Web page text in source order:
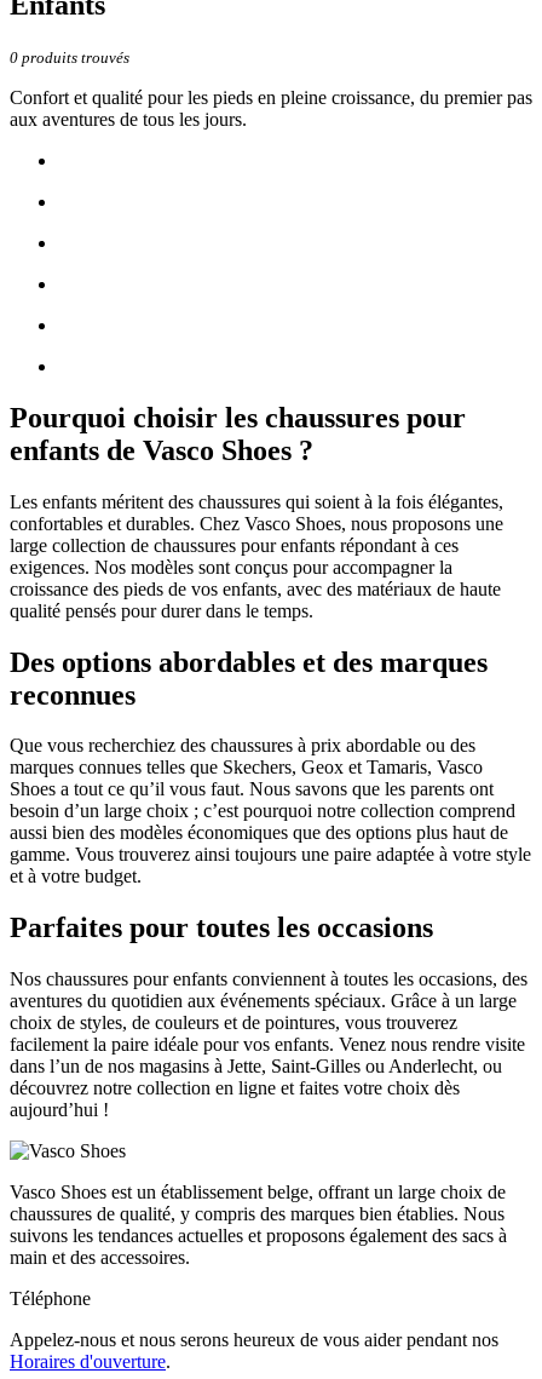
0 produits trouvés
Confort et qualité pour les pieds en pleine croissance, du premier pas
aux aventures de tous les jours.
Pourquoi choisir les chaussures pour
enfants de Vasco Shoes ?
Les enfants méritent des chaussures qui soient à la fois élégantes,
confortables et durables. Chez Vasco Shoes, nous proposons une
large collection de chaussures pour enfants répondant à ces
exigences. Nos modèles sont conçus pour accompagner la
croissance des pieds de vos enfants, avec des matériaux de haute
qualité pensés pour durer dans le temps.
Des options abordables et des marques
reconnues
Que vous recherchiez des chaussures à prix abordable ou des
marques connues telles que Skechers, Geox et Tamaris, Vasco
Shoes a tout ce qu’il vous faut. Nous savons que les parents ont
besoin d’un large choix ; c’est pourquoi notre collection comprend
aussi bien des modèles économiques que des options plus haut de
gamme. Vous trouverez ainsi toujours une paire adaptée à votre style
et à votre budget.
Parfaites pour toutes les occasions
Nos chaussures pour enfants conviennent à toutes les occasions, des
aventures du quotidien aux événements spéciaux. Grâce à un large
choix de styles, de couleurs et de pointures, vous trouverez
facilement la paire idéale pour vos enfants. Venez nous rendre visite
dans l’un de nos magasins à Jette, Saint-Gilles ou Anderlecht, ou
découvrez notre collection en ligne et faites votre choix dès
aujourd’hui !
Vasco Shoes est un établissement belge, offrant un large choix de
chaussures de qualité, y compris des marques bien établies. Nous
suivons les tendances actuelles et proposons également des sacs à
main et des accessoires.
Téléphone
Appelez-nous et nous serons heureux de vous aider pendant nos
Horaires d'ouverture.